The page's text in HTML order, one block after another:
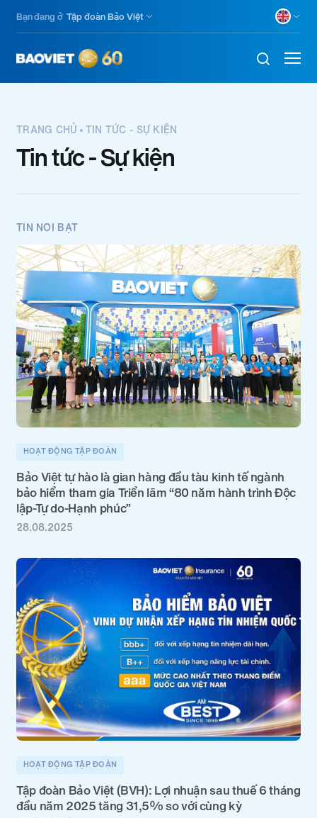
dung
Bạn đang ở Tập đoàn Bảo Việt
TRANG CHỦ TIN TỨC - SỰ KIỆN
Tin tức - Sự kiện
TIN NỔI BẬT
HOẠT ĐỘNG TẬP ĐOÀN
Bảo Việt tự hào là gian hàng đầu tàu kinh tế ngành
bảo hiểm tham gia Triển lãm “80 năm hành trình Độc
lập-Tự do-Hạnh phúc”
28.08.2025
HOẠT ĐỘNG TẬP ĐOÀN
Tập đoàn Bảo Việt (BVH): Lợi nhuận sau thuế 6 tháng
đầu năm 2025 tăng 31,5% so với cùng kỳ